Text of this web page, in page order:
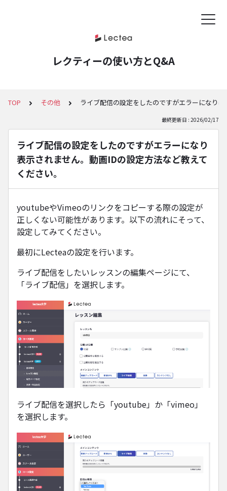
レクティーの使い方とQ&A
TOP その他 ライブ配信の設定をしたのですがエラーになり
最終更新日 : 2026/02/17
ライブ配信の設定をしたのですがエラーになり
表示されません。動画IDの設定方法など教えて
ください。
youtubeやVimeoのリンクをコピーする際の設定が
正しくない可能性があります。以下の流れにそって、
設定してみてください。
最初にLecteaの設定を行います。
ライブ配信をしたいレッスンの編集ページにて、
「ライブ配信」を選択します。
ライブ配信を選択したら「youtube」か「vimeo」
を選択します。